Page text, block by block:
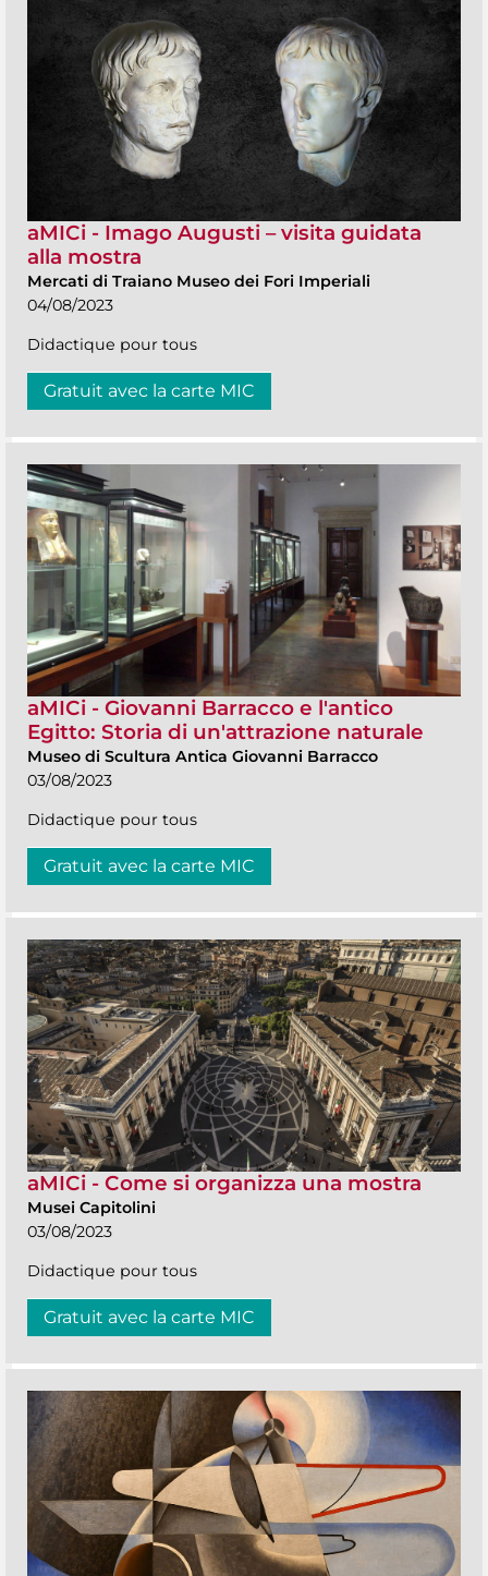
aMICi - Imago Augusti – visita guidata
alla mostra
Mercati di Traiano Museo dei Fori Imperiali
04/08/2023
Didactique pour tous
Gratuit avec la carte MIC
aMICi - Giovanni Barracco e l'antico
Egitto: Storia di un'attrazione naturale
Museo di Scultura Antica Giovanni Barracco
03/08/2023
Didactique pour tous
Gratuit avec la carte MIC
aMICi - Come si organizza una mostra
Musei Capitolini
03/08/2023
Didactique pour tous
Gratuit avec la carte MIC